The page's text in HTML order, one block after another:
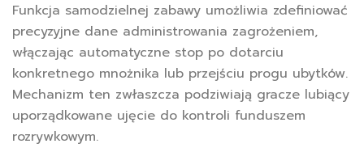
Funkcja samodzielnej zabawy umożliwia zdefiniować
precyzyjne dane administrowania zagrożeniem,
włączając automatyczne stop po dotarciu
konkretnego mnożnika lub przejściu progu ubytków.
Mechanizm ten zwłaszcza podziwiają gracze lubiący
uporządkowane ujęcie do kontroli funduszem
rozrywkowym.